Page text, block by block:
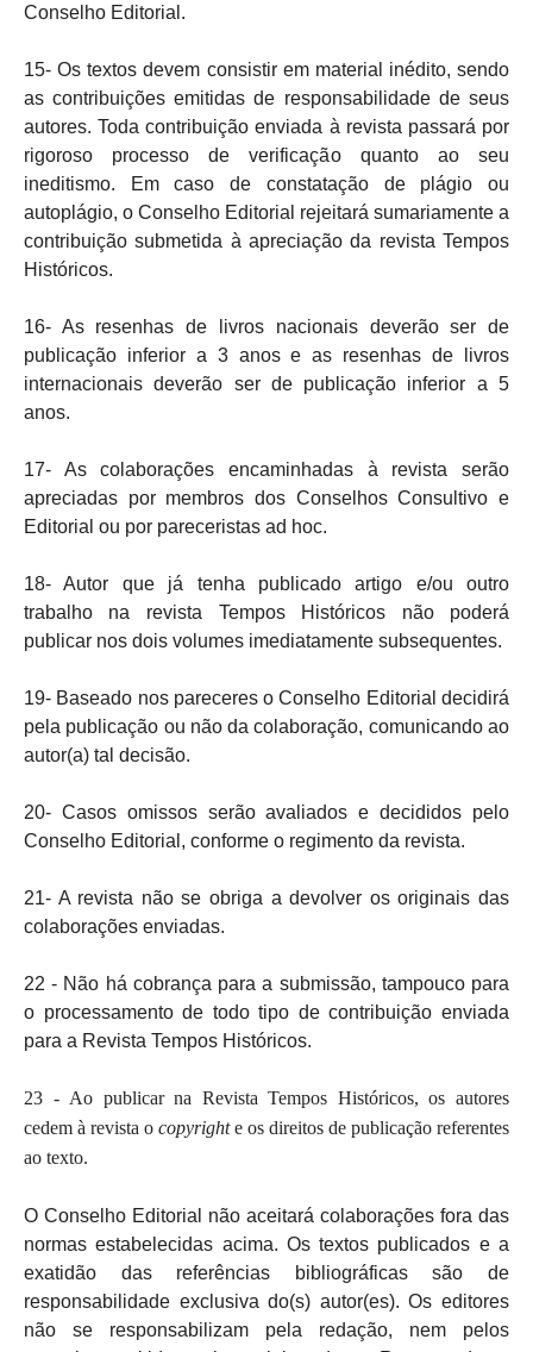
Conselho Editorial.
15- Os textos devem consistir em material inédito, sendo
as contribuições emitidas de responsabilidade de seus
autores. Toda contribuição enviada à revista passará por
rigoroso processo de verificação quanto ao seu
ineditismo. Em caso de constatação de plágio ou
autoplágio, o Conselho Editorial rejeitará sumariamente a
contribuição submetida à apreciação da revista Tempos
Históricos.
16- As resenhas de livros nacionais deverão ser de
publicação inferior a 3 anos e as resenhas de livros
internacionais deverão ser de publicação inferior a 5
anos.
17- As colaborações encaminhadas à revista serão
apreciadas por membros dos Conselhos Consultivo e
Editorial ou por pareceristas ad hoc.
18- Autor que já tenha publicado artigo e/ou outro
trabalho na revista Tempos Históricos não poderá
publicar nos dois volumes imediatamente subsequentes.
19- Baseado nos pareceres o Conselho Editorial decidirá
pela publicação ou não da colaboração, comunicando ao
autor(a) tal decisão.
20- Casos omissos serão avaliados e decididos pelo
Conselho Editorial, conforme o regimento da revista.
21- A revista não se obriga a devolver os originais das
colaborações enviadas.
22 - Não há cobrança para a submissão, tampouco para
o processamento de todo tipo de contribuição enviada
para a Revista Tempos Históricos.
23 - Ao publicar na Revista Tempos Históricos, os autores
cedem à revista o copyrighte os direitos de publicação referentes
ao texto.
O Conselho Editorial não aceitará colaborações fora das
normas estabelecidas acima. Os textos publicados e a
exatidão das referências bibliográficas são de
responsabilidade exclusiva do(s) autor(es). Os editores
não se responsabilizam pela redação, nem pelos